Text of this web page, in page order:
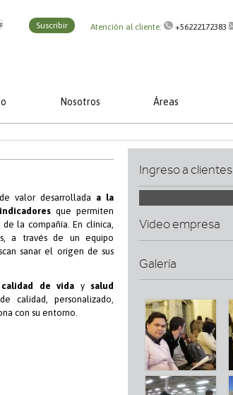
Suscribir Atención al cliente: +56222172383
Nosotros Áreas
valor desarrollada a la
indicadoresque permiten
la compañía. En clínica,
a través de un equipo
sanar el origen de sus
calidad de vida y salud
calidad, personalizado,
con su entorno.
Ingreso a clientes
Video empresa
Galería